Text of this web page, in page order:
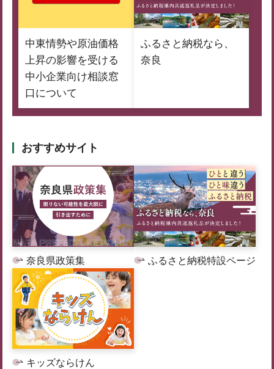
中東情勢や原油価格
上昇の影響を受ける
中小企業向け相談窓
口について
ふるさと納税なら、
奈良
おすすめサイト
奈良県政策集 ふるさと納税特設ページ
キッズならけん